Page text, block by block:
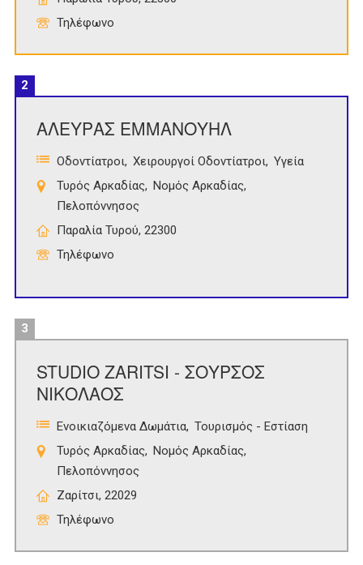
Τηλέφωνο
2
ΑΛΕΥΡΑΣ ΕΜΜΑΝΟΥΗΛ
Οδοντίατροι Χειρουργοί Οδοντίατροι Υγεία
Τυρός Αρκαδίας
Νομός Αρκαδίας
Πελοπόννησος
Παραλία Τυρού, 22300
Τηλέφωνο
3
STUDIO ZARITSI - ΣΟΥΡΣΟΣ
ΝΙΚΟΛΑΟΣ
Ενοικιαζόμενα Δωμάτια Τουρισμός - Εστίαση
Τυρός Αρκαδίας
Νομός Αρκαδίας
Πελοπόννησος
Ζαρίτσι, 22029
Τηλέφωνο